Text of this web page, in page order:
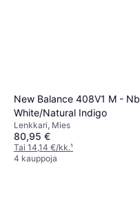
New Balance 408V1 M - Nb
White/Natural Indigo
Lenkkari, Mies
80,95 €
Tai 14,14 €/kk.¹
4 kauppoja